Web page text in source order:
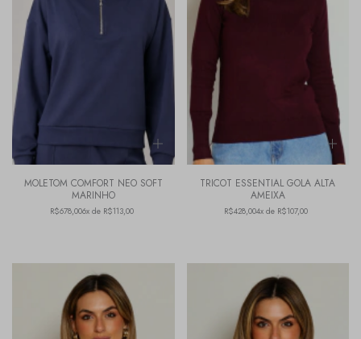
MOLETOM COMFORT NEO SOFT
MARINHO
R$678,006x de R$113,00
TRICOT ESSENTIAL GOLA ALTA
AMEIXA
R$428,004x de R$107,00